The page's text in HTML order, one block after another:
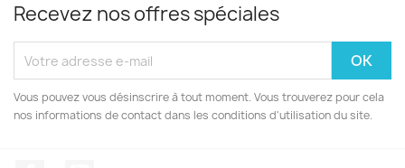
Recevez nos offres spéciales
Vous pouvez vous désinscrire à tout moment. Vous trouverez pour cela
nos informations de contact dans les conditions d'utilisation du site.